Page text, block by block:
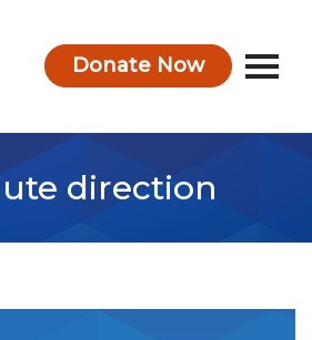
Donate Now
direction